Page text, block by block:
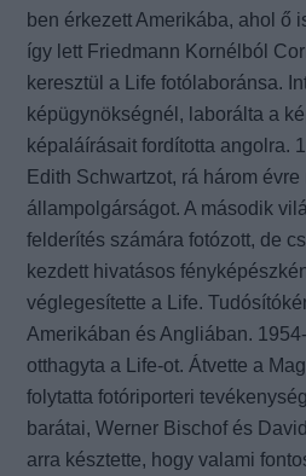
ben érkezett Amerikába, ahol ő
így lett Friedmann Kornélból
keresztül a Life fotólaboránsa.
képügynökségnél, laborálta a
képaláírásait fordította angolra.
Edith Schwartzot, rá három
állampolgárságot. A második
felderítés számára fotózott, de
kezdett hivatásos
véglegesítette a Life.
Amerikában és Angliában.
otthagyta a Life-ot. Átvette a
folytatta fotóriporteri
barátai, Werner Bischof és
arra késztette, hogy valami